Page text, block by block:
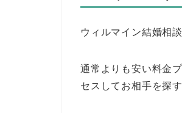
ウィルマイン結婚相
通常よりも安い料金
セスしてお相手を探